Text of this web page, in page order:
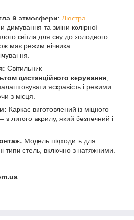
й атмосфери: Люстра
димування та зміни колірної
світла для сну до холодного
має режим нічника
Світильник
дистанційного керування
яскравість і режими
з місця.
Каркас виготовлений із міцного
литого акрилу, який безпечний і
Модель підходить для
типи стель, включно з натяжними.